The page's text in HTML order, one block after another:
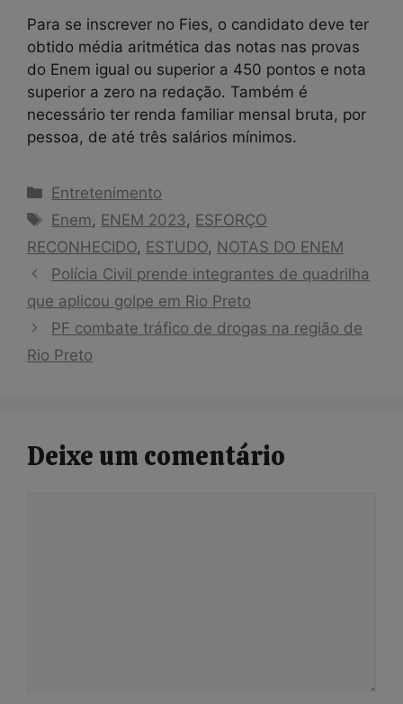
Para se inscrever no Fies, o candidato deve ter
obtido média aritmética das notas nas provas
do Enem igual ou superior a 450 pontos e nota
superior a zero na redação. Também é
necessário ter renda familiar mensal bruta, por
pessoa, de até três salários mínimos.
Categorias
Entretenimento
Tags
Enem, ENEM 2023, ESFORÇO
RECONHECIDO, ESTUDO, NOTAS DO ENEM
Polícia Civil prende integrantes de quadrilha
que aplicou golpe em Rio Preto
PF combate tráfico de drogas na região de
Rio Preto
Deixe um comentário